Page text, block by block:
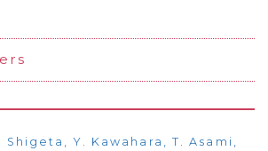
Shigeta, Y. Kawahara, T. Asami,